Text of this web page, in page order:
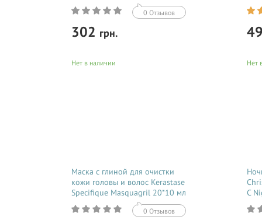
0 Отзывов
302 грн.
Купить
Нет в наличии
Маска с глиной для очистки
кожи головы и волос Kerastase
Specifique Masquagril 20*10 мл
0 Отзывов
Нет
C